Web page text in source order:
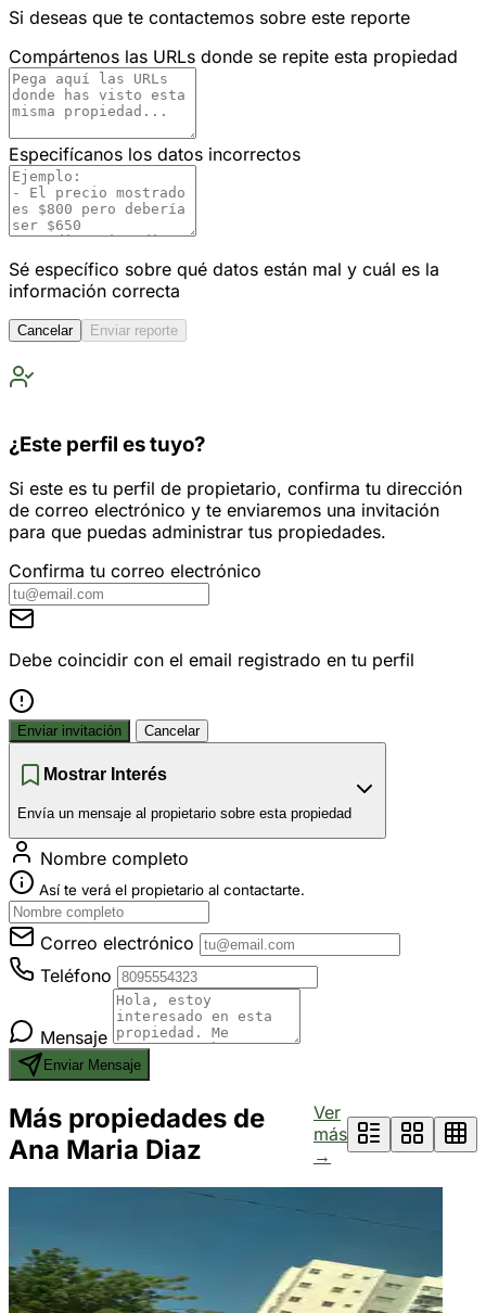
Si deseas que te contactemos sobre este reporte
Compártenos las URLs donde se repite esta propiedad
Especifícanos los datos incorrectos
Sé específico sobre qué datos están mal y cuál es la
información correcta
Cancelar Enviar reporte
¿Este perfil es tuyo?
Si este es tu perfil de propietario, confirma tu dirección
de correo electrónico y te enviaremos una invitación
para que puedas administrar tus propiedades.
Confirma tu correo electrónico
Debe coincidir con el email registrado en tu perfil
Enviar invitación Cancelar
Mostrar Interés
Envía un mensaje al propietario sobre esta propiedad
Nombre completo
Así te verá el propietario al contactarte.
Correo electrónico
Teléfono
Mensaje
Enviar Mensaje
Más propiedades de
Ana Maria Diaz
Ver
más
→